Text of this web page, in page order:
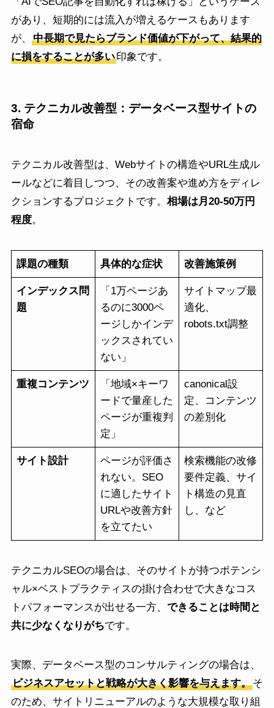
があり、短期的には流入が増えるケースもあります
が、
中長期で見たらブランド価値が下がって、結果的
に損をすることが多い印象です。
3. テクニカル改善型：データベース型サイトの
宿命
テクニカル改善型は、Webサイトの構造やURL生成ル
ールなどに着目しつつ、その改善案や進め方をディレ
クションするプロジェクトです。 相場は月20-50万円
程度。
課題の種類 具体的な症状 改善施策例
インデックス問
題
「1万ページあ
るのに3000ペ
ージしかインデ
ックスされてい
ない」
サイトマップ最
適化、
robots.txt調整
重複コンテンツ
「地域×キーワ
ードで量産した
ページが重複判
定」
canonical設
定、コンテンツ
の差別化
サイト設計
ページが評価さ
れない。SEO
に適したサイト
URLや改善方針
を立てたい
検索機能の改修
要件定義、サイ
ト構造の見直
し、など
テクニカルSEOの場合は、そのサイトが持つポテンシ
ャル×ベストプラクティスの掛け合わせで大きなコス
トパフォーマンスが出せる一方、 できることは時間と
共に少なくなりがちです。
実際、データベース型のコンサルティングの場合は、
ビジネスアセットと戦略が大きく影響を与えます。そ
のため、サイトリニューアルのような大規模な取り組